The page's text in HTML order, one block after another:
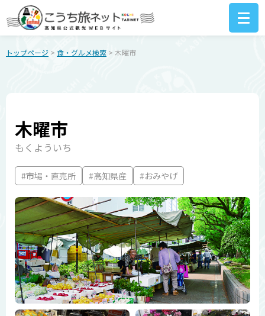
トップページ > 食・グルメ検索 > 木曜市
木曜市
もくよういち
#市場・直売所 #高知県産 #おみやげ